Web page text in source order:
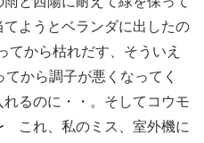
ようとベランダに出したの
てから枯れだす、そういえ
から調子が悪くなってく
るのに・・。そしてコウモ
これ、私のミス、室外機に